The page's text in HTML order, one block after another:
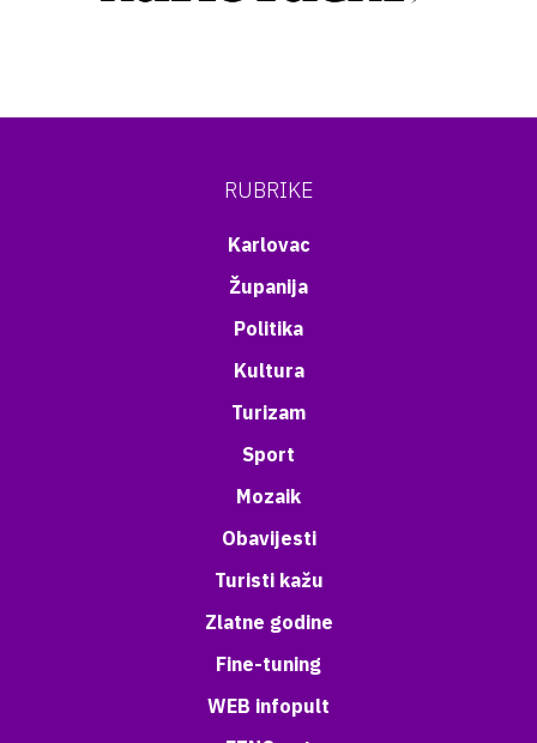
RUBRIKE
Karlovac
Županija
Politika
Kultura
Turizam
Sport
Mozaik
Obavijesti
Turisti kažu
Zlatne godine
Fine-tuning
WEB infopult